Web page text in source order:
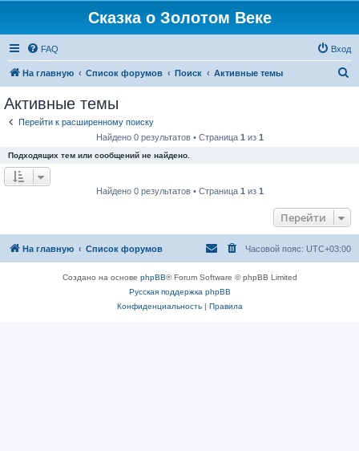
Сказка о Золотом Веке
FAQ Вход
На главную Список форумов Поиск Активные темы
Активные темы
Перейти к расширенному поиску
Найдено 0 результатов • Страница 1 из 1
Подходящих тем или сообщений не найдено.
Найдено 0 результатов • Страница 1 из 1
Перейти
На главную Список форумов Часовой пояс: UTC+03:00
Создано на основе phpBB® Forum Software © phpBB Limited
Русская поддержка phpBB
Конфиденциальность| Правила